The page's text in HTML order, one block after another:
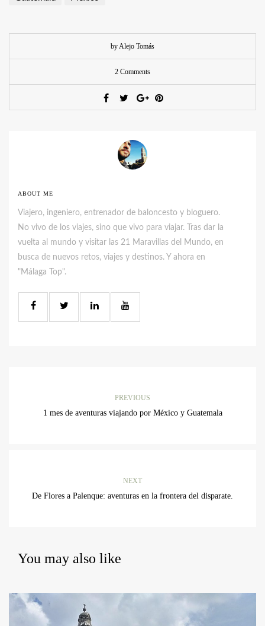
by Alejo Tomás
2 Comments
ABOUT ME
Viajero, ingeniero, entrenador de baloncesto y bloguero.
No vivo de los viajes, sino que vivo para viajar. Tras dar la
vuelta al mundo y visitar las 21 Maravillas del Mundo, en
busca de nuevos retos, viajes y destinos. Y ahora en
"Málaga Top".
PREVIOUS
1 mes de aventuras viajando por México y Guatemala
NEXT
De Flores a Palenque: aventuras en la frontera del disparate.
You may also like